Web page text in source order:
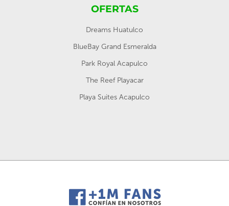
OFERTAS
Dreams Huatulco
BlueBay Grand Esmeralda
Park Royal Acapulco
The Reef Playacar
Playa Suites Acapulco